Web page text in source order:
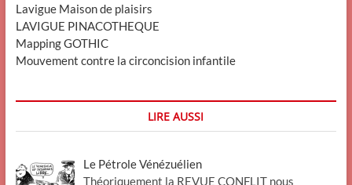
Lavigue Maison de plaisirs
LAVIGUE PINACOTHEQUE
Mapping GOTHIC
Mouvement contre la circoncision infantile
LIRE AUSSI
Le Pétrole Vénézuélien
Théoriquement la REVUE CONFLIT nous